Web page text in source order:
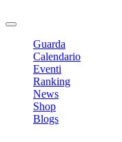
Guarda
Calendario
Eventi
Ranking
News
Shop
Blogs